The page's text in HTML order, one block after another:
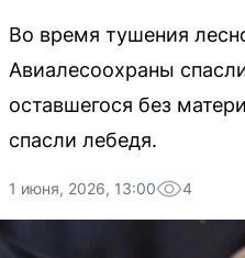
Во время тушения
Авиалесоохраны
оставшегося без
спасли лебедя.
1 июня, 2026, 13:00 4